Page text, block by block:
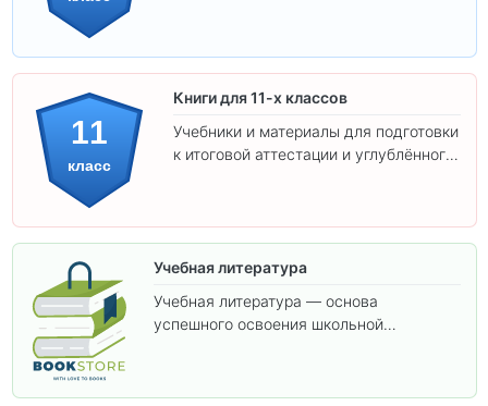
11
класс
Книги для 11-х классов
Учебники и материалы для подготовки
к итоговой аттестации и углублённого
Учебная литература
Учебная литература — основа
успешного освоения школьной